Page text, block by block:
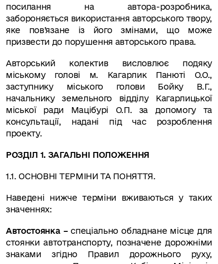
посилання на автора-розробника,
забороняється використання авторського твору,
яке пов’язане із його змінами, що може
призвести до порушення авторського права.
Авторський колектив висловлює подяку
міському голові м. Кагарлик Панюті О.О.,
заступнику міського голови Бойку В.Г.,
начальнику земельного відділу Кагарлицької
міської ради Мацібурі О.П. за допомогу та
консультації, надані під час розроблення
проекту.
РОЗДІЛ 1. ЗАГАЛЬНІ ПОЛОЖЕННЯ
1.1. ОСНОВНІ ТЕРМІНИ ТА ПОНЯТТЯ.
Наведені нижче терміни вживаються у таких
значеннях:
Автостоянка –спеціально обладнане місце для
стоянки автотранспорту, позначене дорожніми
знаками згідно Правил дорожнього руху,